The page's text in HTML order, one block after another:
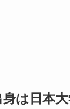
は日本